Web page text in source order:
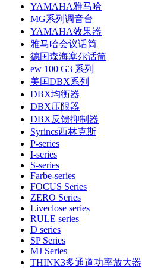
YAMAHA雅马哈
MG系列调音台
YAMAHA效果器
雅马哈会议话筒
德国森海塞尔话筒
ew 100 G3 系列
美国DBX系列
DBX均衡器
DBX压限器
DBX反馈抑制器
Syrincs西林克斯
P-series
I-series
S-series
Farbe-series
FOCUS Series
ZERO Series
Liveclose series
RULE series
D series
SP Series
MJ Series
THINK3多通道功率放大器